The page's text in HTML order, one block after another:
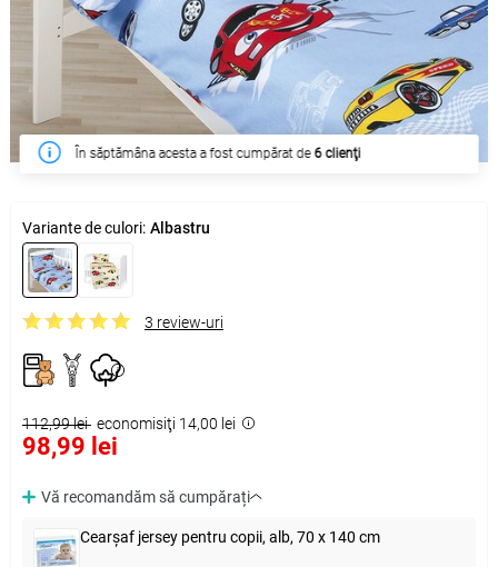
În săptămâna acesta a fost cumpărat de 6 clienţi
Variante de culori: Albastru
3 review-uri
112,99 lei economisiţi 14,00 lei
98,99 lei
Vă recomandăm să cumpărați
Cearşaf jersey pentru copii, alb, 70 x 140 cm